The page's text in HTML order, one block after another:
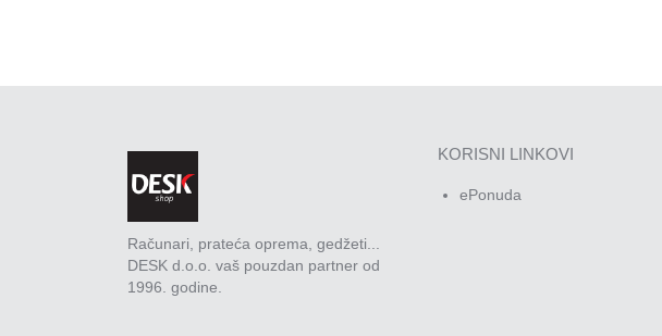
Računari, prateća oprema, gedžeti...
DESK d.o.o. vaš pouzdan partner od
1996. godine.
KORISNI LINKOVI
ePonuda